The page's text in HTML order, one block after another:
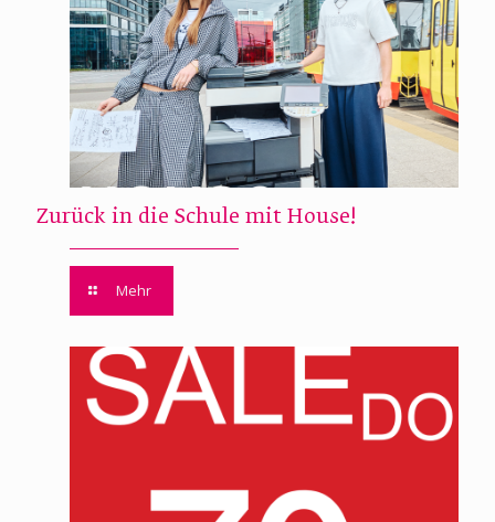
Zurück in die Schule mit House!
Mehr